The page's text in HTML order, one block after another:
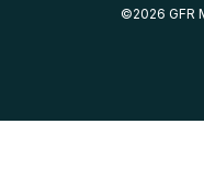
©2026 GFR